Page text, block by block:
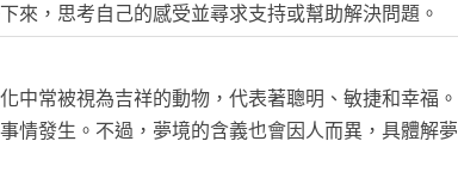
來，思考自己的感受並尋求支持或幫助解決問題。
中常被視為吉祥的動物，代表著聰明、敏捷和幸福。
情發生。不過，夢境的含義也會因人而異，具體解夢